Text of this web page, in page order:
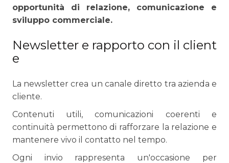
opportunità di relazione, comunicazione e
sviluppo commerciale.
Newsletter e rapporto con il client
e
La newsletter crea un canale diretto tra azienda e
cliente.
Contenuti utili, comunicazioni coerenti e
continuità permettono di rafforzare la relazione e
mantenere vivo il contatto nel tempo.
Ogni invio rappresenta un'occasione per